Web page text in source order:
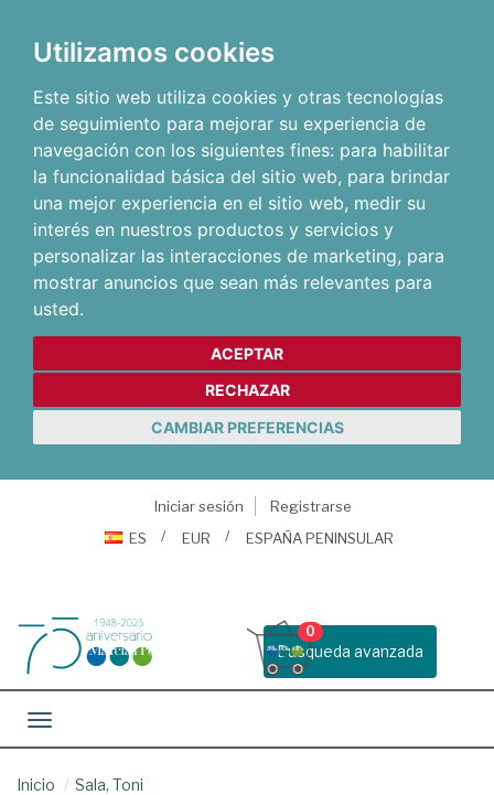
Utilizamos cookies
Este sitio web utiliza cookies y otras tecnologías
de seguimiento para mejorar su experiencia de
navegación con los siguientes fines: para habilitar
la funcionalidad básica del sitio web, para brindar
una mejor experiencia en el sitio web, medir su
interés en nuestros productos y servicios y
personalizar las interacciones de marketing, para
mostrar anuncios que sean más relevantes para
usted.
ACEPTAR
RECHAZAR
CAMBIAR PREFERENCIAS
Iniciar sesión
Registrarse
ES
EUR ESPAÑA PENINSULAR
Busqueda avanzada
0
Toggle navigation
Inicio Sala, Toni